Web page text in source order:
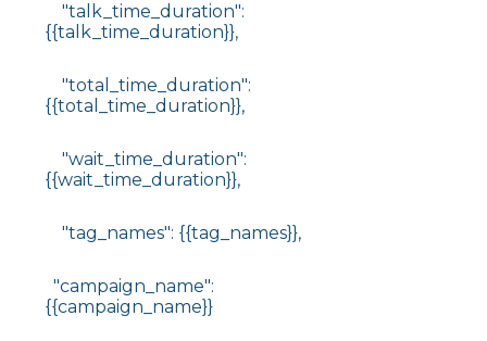
"talk_time_duration":
{{talk_time_duration}},
"total_time_duration":
{{total_time_duration}},
"wait_time_duration":
{{wait_time_duration}},
"tag_names": {{tag_names}},
"campaign_name":
{{campaign_name}}